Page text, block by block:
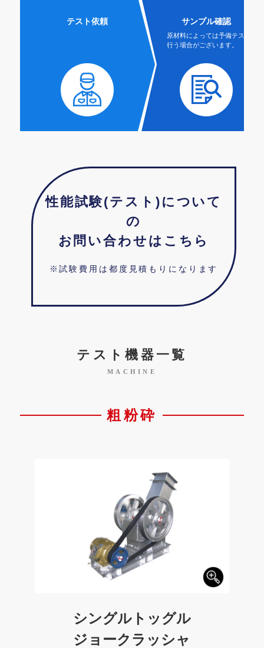
テスト依頼 サンプル確認
原材料によっては予備テストを
行う場合がございます。
性能試験(テスト)について
の
お問い合わせはこちら
※試験費用は都度見積もりになります
テスト機器一覧
MACHINE
粗粉砕
シングルトッグル
ジョークラッシャ